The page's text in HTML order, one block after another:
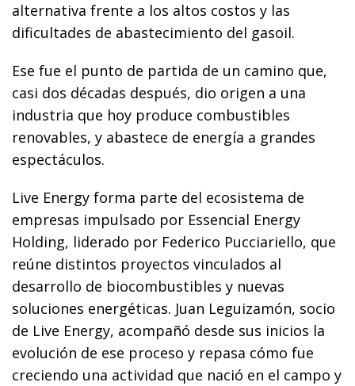
alternativa frente a los altos costos y las
dificultades de abastecimiento del gasoil.
Ese fue el punto de partida de un camino que,
casi dos décadas después, dio origen a una
industria que hoy produce combustibles
renovables, y abastece de energía a grandes
espectáculos.
Live Energy forma parte del ecosistema de
empresas impulsado por Essencial Energy
Holding, liderado por Federico Pucciariello, que
reúne distintos proyectos vinculados al
desarrollo de biocombustibles y nuevas
soluciones energéticas. Juan Leguizamón, socio
de Live Energy, acompañó desde sus inicios la
evolución de ese proceso y repasa cómo fue
creciendo una actividad que nació en el campo y